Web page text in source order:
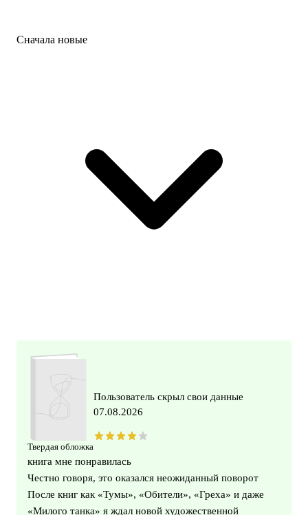
Сначала новые
Твердая обложка
Пользователь скрыл свои данные
07.08.2026
книга мне понравилась
Честно говоря, это оказался неожиданный поворот
После книг как «Тумы», «Обители», «Греха» и даже
«Милого танка» я ждал новой художественной